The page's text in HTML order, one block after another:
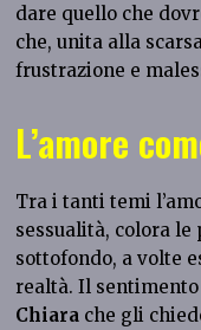
dare quello che
che, unita alla
frustrazione e
L’amore
Tra i tanti temi
sessualità, colora le
sottofondo, a volte
realtà. Il
Chiara che gli